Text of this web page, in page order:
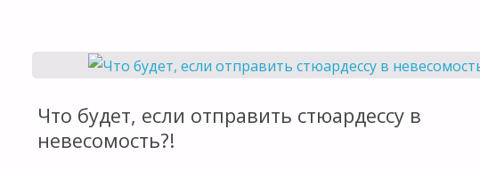
Что будет, если отправить стюардессу в
невесомость?!